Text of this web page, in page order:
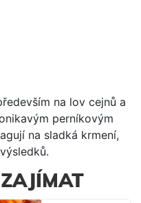
na lov cejnů a
perníkovým
na sladká krmení,